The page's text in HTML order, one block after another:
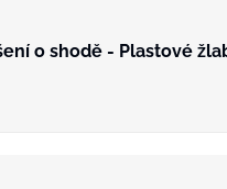
o shodě - Plastové